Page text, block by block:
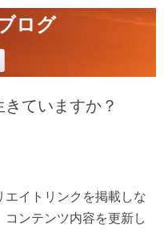
ログ
ていますか？
イトリンクを掲載しな
ンテンツ内容を更新し